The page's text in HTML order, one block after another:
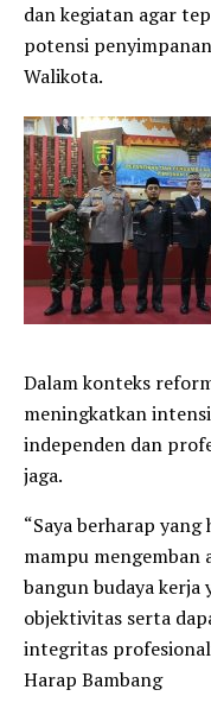
dan kegiatan agar
potensi
Walikota.
Dalam konteks
meningkatkan
independen dan
jaga.
“Saya berharap
mampu mengemban
bangun budaya
objektivitas serta
integritas
Harap Bambang